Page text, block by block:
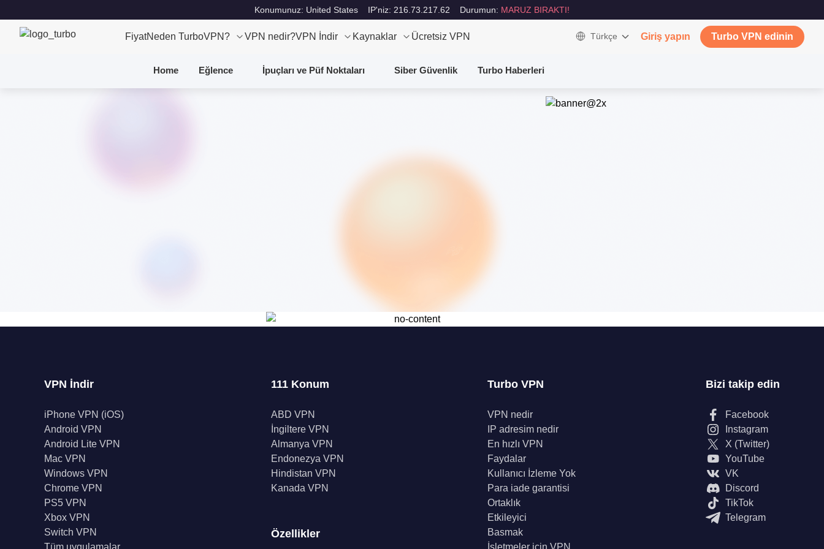
Konumunuz: United States IP'niz: 216.73.217.62 Durumun: MARUZ BIRAKTI!
FiyatNeden TurboVPN? VPN nedir?VPN İndir Kaynaklar Ücretsiz VPN Türkçe Giriş yapın Turbo VPN edinin
Home Eğlence İpuçları ve Püf Noktaları Siber Güvenlik Turbo Haberleri
VPN İndir
iPhone VPN (iOS)
Android VPN
Android Lite VPN
Mac VPN
Windows VPN
Chrome VPN
PS5 VPN
Xbox VPN
Switch VPN
Tüm uygulamalar
111 Konum
ABD VPN
İngiltere VPN
Almanya VPN
Endonezya VPN
Hindistan VPN
Kanada VPN
Özellikler
Turbo VPN
VPN nedir
IP adresim nedir
En hızlı VPN
Faydalar
Kullanıcı İzleme Yok
Para iade garantisi
Ortaklık
Etkileyici
Basmak
İşletmeler için VPN
Bizi takip edin
Facebook
Instagram
X (Twitter)
YouTube
VK
Discord
TikTok
Telegram